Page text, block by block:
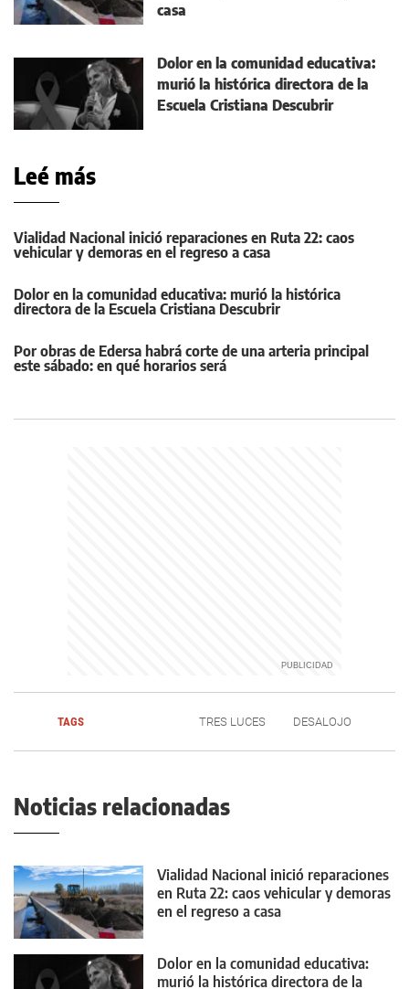
casa
Dolor en la comunidad educativa:
murió la histórica directora de la
Escuela Cristiana Descubrir
Leé más
Vialidad Nacional inició reparaciones en Ruta 22: caos
vehicular y demoras en el regreso a casa
Dolor en la comunidad educativa: murió la histórica
directora de la Escuela Cristiana Descubrir
Por obras de Edersa habrá corte de una arteria principal
este sábado: en qué horarios será
TAGS TRES LUCES DESALOJO
Noticias relacionadas
Vialidad Nacional inició reparaciones
en Ruta 22: caos vehicular y demoras
en el regreso a casa
Dolor en la comunidad educativa:
murió la histórica directora de la